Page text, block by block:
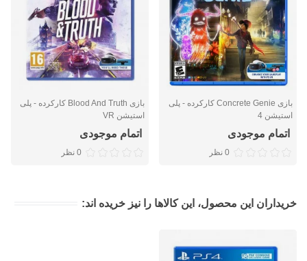
بازی Concrete Genie کارکرده - پلی
استیشن 4
اتمام موجودی
0 نظر
بازی Blood And Truth کارکرده - پلی
استیشن VR
اتمام موجودی
0 نظر
خریداران این محصول، این کالاها را نیز خریده اند: